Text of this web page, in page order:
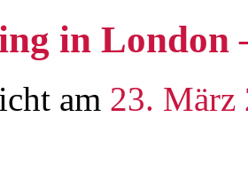
in London
am 23. März